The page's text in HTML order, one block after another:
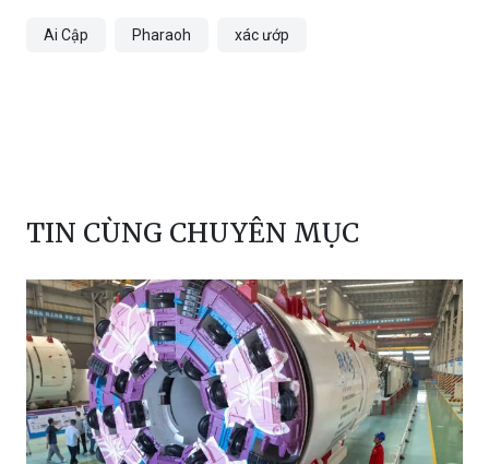
Ai Cập Pharaoh xác ướp
TIN CÙNG CHUYÊN MỤC